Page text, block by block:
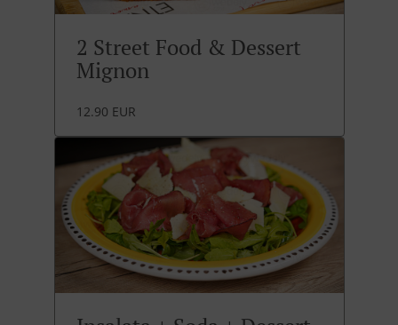
2 Street Food & Dessert
Mignon
12.90 EUR